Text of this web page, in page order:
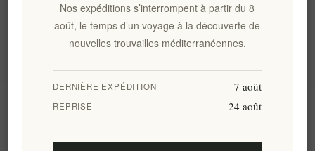
Mon compte
Nos expéditions s’interrompent à partir du 8
août, le temps d’un voyage à la découverte de
nouvelles trouvailles méditerranéennes.
DERNIÈRE EXPÉDITION 7 août
REPRISE 24 août